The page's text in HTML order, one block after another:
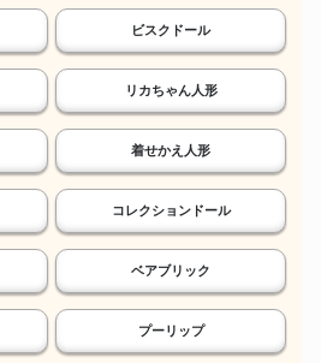
ビスクドール
リカちゃん人形
着せかえ人形
コレクションドール
ベアブリック
プーリップ